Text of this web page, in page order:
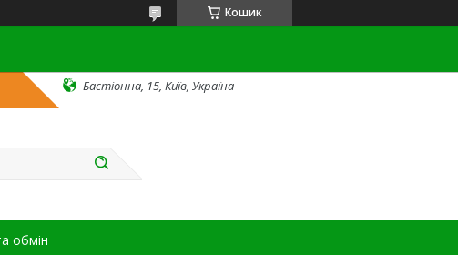
Кошик
Бастіонна, 15, Київ, Україна
обмін